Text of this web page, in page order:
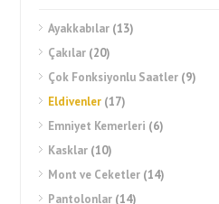
Ayakkabılar (13)
Çakılar (20)
Çok Fonksiyonlu Saatler (9)
Eldivenler (17)
Emniyet Kemerleri (6)
Kasklar (10)
Mont ve Ceketler (14)
Pantolonlar (14)